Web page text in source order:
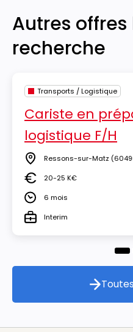
Autres
recherche
Transports / Logistique
Cariste en
logistique F/H
Lieu Ressons-sur-Matz
Salaire20-25 K€
Durée6 mois
TypeInterim